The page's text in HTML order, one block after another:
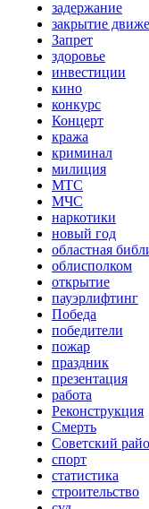
задержание
закрытие
Запрет
здоровье
инвестиции
кино
конкурс
Концерт
кража
криминал
милиция
МТС
МЧС
наркотики
новый год
областная
облисполком
открытие
пауэрлифтинг
Победа
победители
пожар
праздник
презентация
работа
Реконструкция
Смерть
Советский
спорт
статистика
строительство